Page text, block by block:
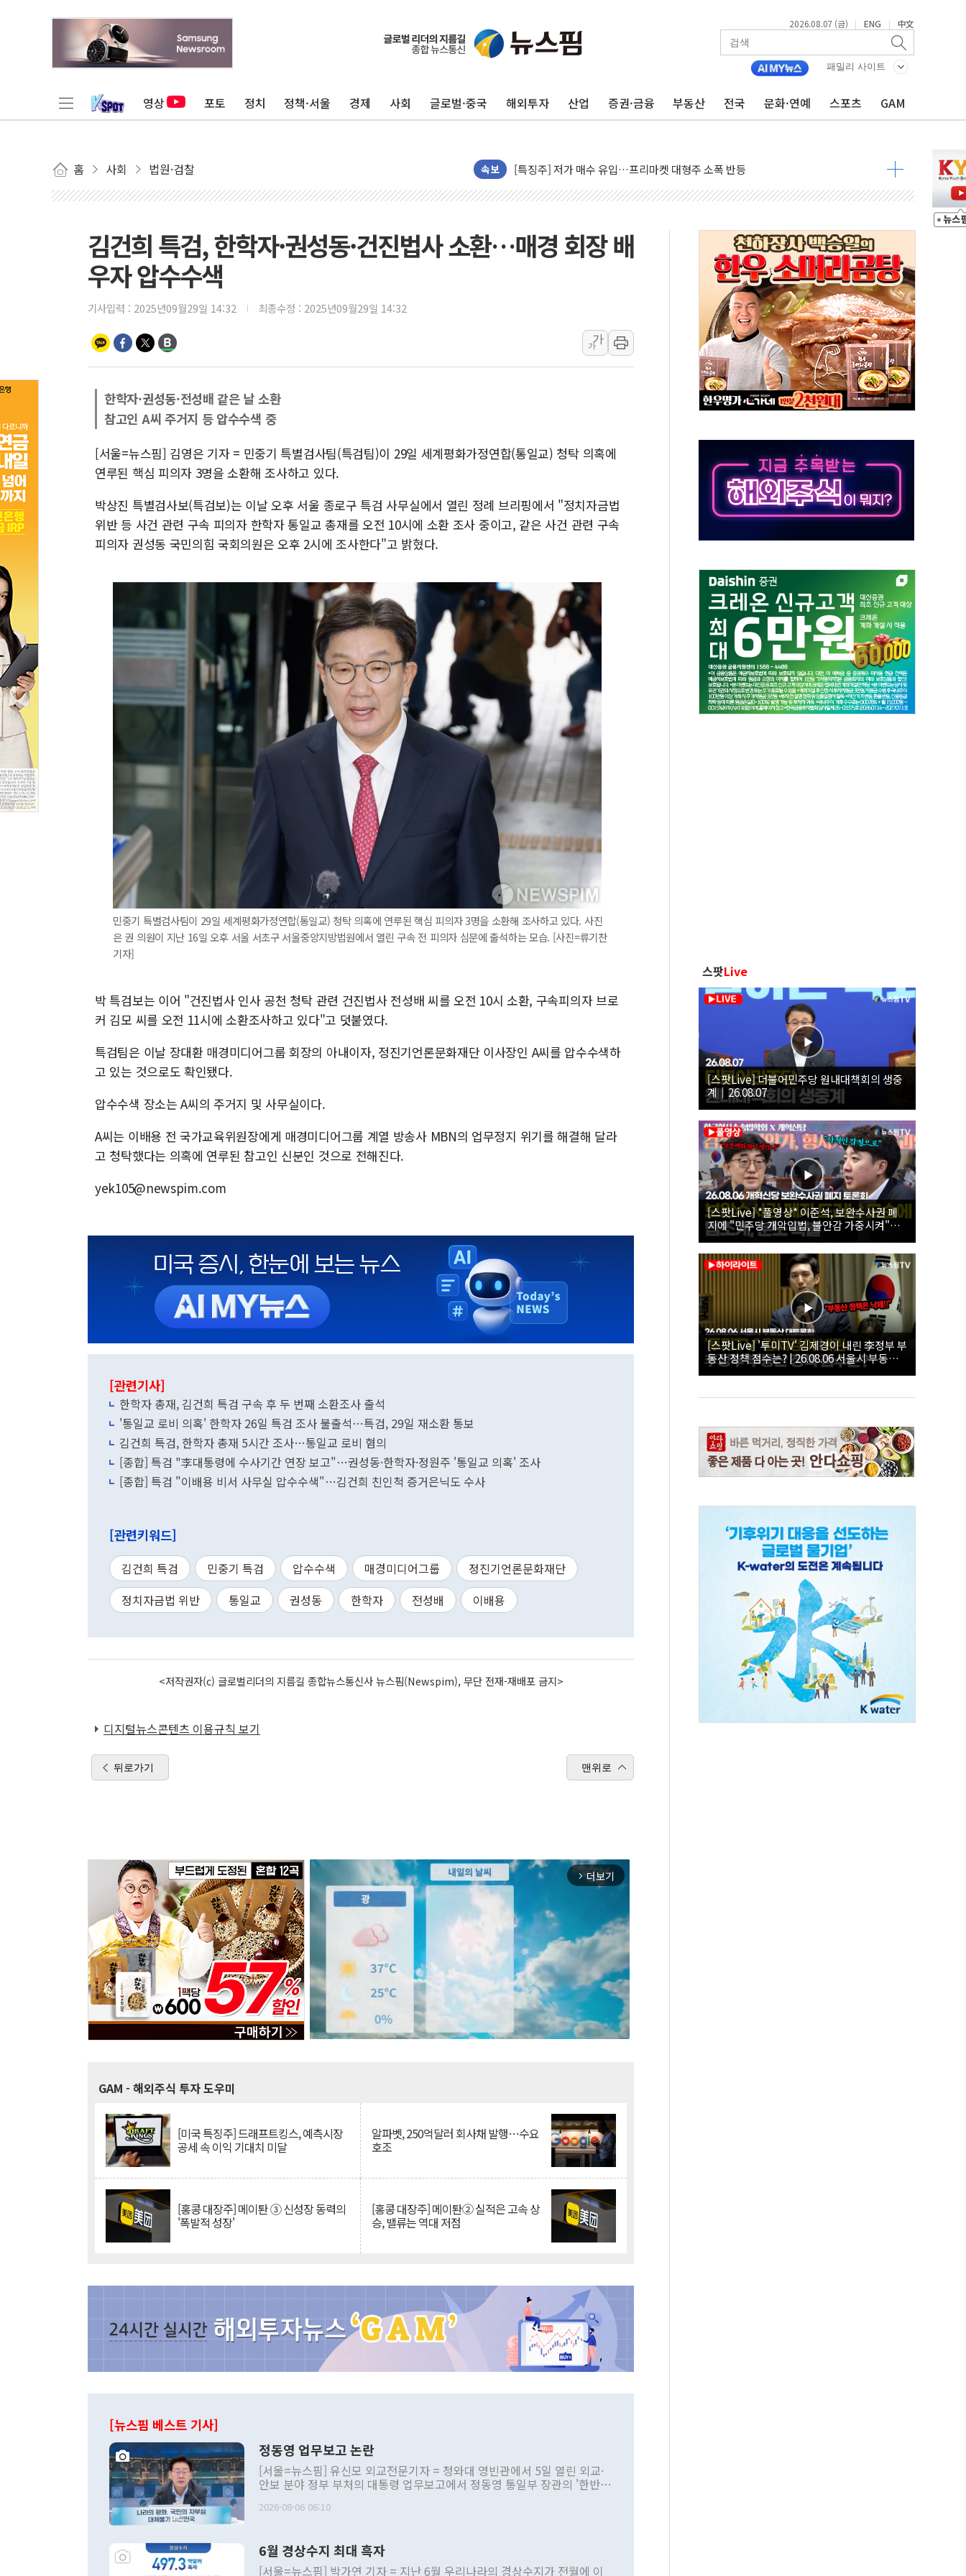
2026.08.07 (금) | ENG | 中文
패밀리 사이트
영상 포토 정치 정책·서울 경제 사회 글로벌·중국 해외투자 산업 증권·금융 부동산 전국 문화·연예 스포츠 GAM
홈 사회 법원·검찰 속보
폭염에 하루 온열질환자 208명…누적 사망자 23명·가축 83만마리 폐사
세븐일레븐, 쿠팡이츠와 손잡고 퀵커머스 확대
이란 협상단장, 트럼프 'TACO' 조롱 "쇼외교...더 이상 필요 없다"
오뚜기, '2026 오뚜기몰 대잔치' …경품·할인 혜택 풍성
카카오스타일 지그재그, '직잭뷰티 페스타'…최대 91% 할인
풀무원푸드앤컬처, 인천공항서 '팔도음식대전'
애경산업, 서울시 취약계층 위해 53억원 상당 통큰 기부
중기부, 떡국·떡볶이떡 제조업 '생계형 적합업종' 재지정...5년 더 보호
[브라질증시] 금리 인하에도 추가 완화 불확실성에 1.2% 하락 마감
[뉴스핌 이 시각 PICK] 李, 오늘 부동산 2차 회의 外
카드사 고객 유입 창구 된 '트래블카드'…휴가철 넘어 장기 고객 묶는다
제나벨, 배우 공승연 브랜드 모델 발탁… 부산 광안서 약국 팝업스토어 운영
트럼프, 폴리실리콘·태양광에 15% 관세…한국 등엔 '합산 상한' 적용
트럼프, '원정출산 시민권 차단' 행정명령 서명…출생시민권 제한 재시동
트럼프 "이란전 조만간 끝날 것"…군수품 부족설 일축 "막대한 무기 보유"
현대리바트, 원가 개선으로 실적 방어…다음 과제는 '외형 확대'
[금/유가] 이란의 호르무즈 해협 통항 제한 검토에 유가 3% 급등…금값 보합
김건희 특검, 한학자·권성동·건진법사 소환…매경 회장 배
우자 압수수색
기사입력 : 2025년09월29일 14:32 최종수정 : 2025년09월29일 14:32
가
가
한학자·권성동·전성배 같은 날 소환
참고인 A씨 주거지 등 압수수색 중
[서울=뉴스핌] 김영은 기자 = 민중기 특별검사팀(특검팀)이 29일 세계평화가정연합(통일교) 청탁 의혹에
연루된 핵심 피의자 3명을 소환해 조사하고 있다.
박상진 특별검사보(특검보)는 이날 오후 서울 종로구 특검 사무실에서 열린 정례 브리핑에서 "정치자금법
위반 등 사건 관련 구속 피의자 한학자 통일교 총재를 오전 10시에 소환 조사 중이고, 같은 사건 관련 구속
피의자 권성동 국민의힘 국회의원은 오후 2시에 조사한다"고 밝혔다.
민중기 특별검사팀이 29일 세계평화가정연합(통일교) 청탁 의혹에 연루된 핵심 피의자 3명을 소환해 조사하고 있다. 사진
은 권 의원이 지난 16일 오후 서울 서초구 서울중앙지방법원에서 열린 구속 전 피의자 심문에 출석하는 모습. [사진=류기찬
기자]
박 특검보는 이어 "건진법사 인사 공천 청탁 관련 건진법사 전성배 씨를 오전 10시 소환, 구속피의자 브로
커 김모 씨를 오전 11시에 소환조사하고 있다"고 덧붙였다.
특검팀은 이날 장대환 매경미디어그룹 회장의 아내이자, 정진기언론문화재단 이사장인 A씨를 압수수색하
고 있는 것으로도 확인됐다.
압수수색 장소는 A씨의 주거지 및 사무실이다.
A씨는 이배용 전 국가교육위원장에게 매경미디어그룹 계열 방송사 MBN의 업무정지 위기를 해결해 달라
고 청탁했다는 의혹에 연루된 참고인 신분인 것으로 전해진다.
yek105@newspim.com
[관련기사]
한학자 총재, 김건희 특검 구속 후 두 번째 소환조사 출석
'통일교 로비 의혹' 한학자 26일 특검 조사 불출석…특검, 29일 재소환 통보
김건희 특검, 한학자 총재 5시간 조사…통일교 로비 혐의
[종합] 특검 "李대통령에 수사기간 연장 보고"…권성동·한학자·정원주 '통일교 의혹' 조사
[종합] 특검 "이배용 비서 사무실 압수수색"…김건희 친인척 증거은닉도 수사
[관련키워드]
김건희 특검 민중기 특검 압수수색 매경미디어그룹
정진기언론문화재단
정치자금법 위반
통일교 권성동 한학자 전성배 이배용
<저작권자(c) 글로벌리더의 지름길 종합뉴스통신사 뉴스핌(Newspim), 무단 전재-재배포 금지>
디지털뉴스콘텐츠 이용규칙 보기
뒤로가기 맨위로
arrow_forward_ios 더보기
GAM - 해외주식 투자 도우미
[미국 특징주] 드래프트킹스, 예측시장
공세 속 이익 기대치 미달
알파벳, 250억달러 회사채 발행…수요
호조
[홍콩 대장주] 메이퇀 ③ 신성장 동력의
'폭발적 성장'
[홍콩 대장주] 메이퇀② 실적은 고속 상
승, 밸류는 역대 저점
[뉴스핌 베스트 기사]
정동영 업무보고 논란
[서울=뉴스핌] 유신모 외교전문기자 = 청와대 영빈관에서 5일 열린 외교·
안보 분야 정부 부처의 대통령 업무보고에서 정동영 통일부 장관의 '한반도
발언 중에는 정부 내 조율을 거치지 않은 사안을 정책으로 추진하겠다고 공
주의적 희망에 근거한 비현실적 구상'이라는 비판을 내놨다. 그동안 정 장
관의 대북 정책 관련 발언이 물의를 빚은 적은 여러 번 있지만 대통령과 유
2026-08-06 06:10
6월 경상수지 최대 흑자
[서울=뉴스핌] 박가연 기자 = 지난 6월 우리나라의 경상수지가 전월에 이
스팟Live
[스팟Live] 더불어민주당 원내대책회의 생중
계｜26.08.07
[스팟Live] *풀영상* 이준석, 보완수사권 폐
지에 "민주당 개악입법, 불안감 가중시켜"｜
26.08.06 개혁신당 보완수사권 폐지 토론회
[스팟Live] '투미TV' 김제경이 내린 李정부 부
동산 정책 점수는? | 26.08.06 서울시 부동산
대토론회